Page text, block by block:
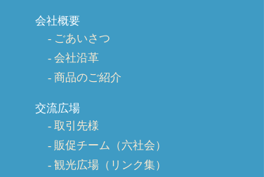
会社概要
ごあいさつ
会社沿革
商品のご紹介
交流広場
取引先様
販促チーム（六社会）
観光広場（リンク集）